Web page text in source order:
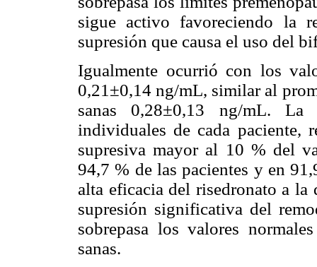
sigue activo favoreciendo la
supresión que causa el uso del
Igualmente ocurrió con los
0,21±0,14 ng/mL, similar al
sanas 0,28±0,13 ng/mL. La
individuales de cada paciente,
supresiva mayor al 10 % del
94,7 % de las pacientes y en
alta eficacia del risedronato a la
supresión significativa del
sobrepasa los valores
sanas.